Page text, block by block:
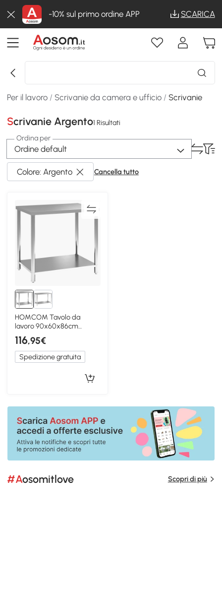
-10% sul primo ordine APP SCARICA
Per il lavoro / Scrivanie da camera e ufficio / Scrivanie
Scrivanie Argento1 Risultati
Ordina per
Ordine default
Colore: Argento Cancella tutto
HOMCOM Tavolo da
lavoro 90x60x86cm
Argentato
116,95€
Spedizione gratuita
#Aosomitlove Scopri di più